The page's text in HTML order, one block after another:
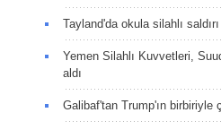
Tayland'da okula silahlı saldırı
Yemen Silahlı Kuvvetleri,
aldı
Galibaf'tan Trump'ın birbiriyle